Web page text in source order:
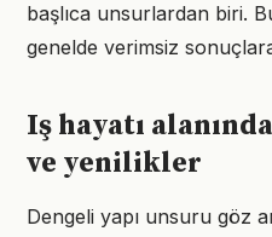
başlıca unsurlardan biri.
genelde verimsiz
Iş hayatı
ve yenilikler
Dengeli yapı unsuru göz